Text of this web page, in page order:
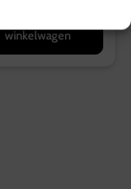
winkelwagen